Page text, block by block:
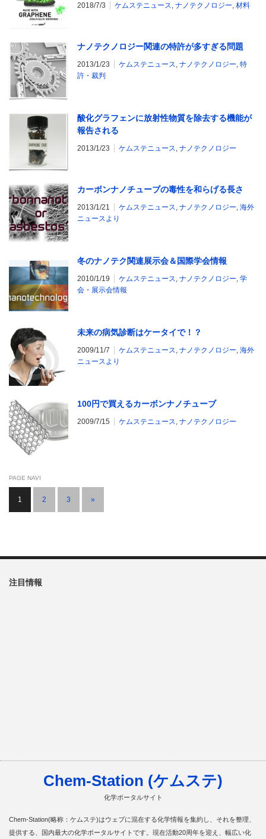
2018/7/3 ケムステニュース ナノテクノロジー 材料
ナノテクノロジー関連の特許が多すぎる問題
2013/1/23 ケムステニュース ナノテクノロジー 特
許・裁判
酸化グラフェンに放射性物質を除去する機能が
報告される
2013/1/23 ケムステニュース ナノテクノロジー
カーボンナノチューブの毒性を和らげる長さ
2013/1/21 ケムステニュース ナノテクノロジー 海外
ニュースより
冬のナノテク関連展示会＆国際学会情報
2010/1/19 ケムステニュース ナノテクノロジー 学
会・展示会情報
未来の病気診断はケータイで！？
2009/11/7 ケムステニュース ナノテクノロジー 海外
ニュースより
100円で買えるカーボンナノチューブ
2009/7/15 ケムステニュース ナノテクノロジー
PAGE NAVI
1 2 3 »
注目情報
Chem-Station (ケムステ)
化学ポータルサイト
Chem-Station(略称：ケムステ)はウェブに混在する化学情報を集約し、それを整理、
提供する、国内最大の化学ポータルサイトです。現在活動20周年を迎え、幅広い化